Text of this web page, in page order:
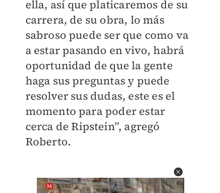
ella, así que platicaremos de su
carrera, de su obra, lo más
sabroso puede ser que como va
a estar pasando en vivo, habrá
oportunidad de que la gente
haga sus preguntas y puede
resolver sus dudas, este es el
momento para poder estar
cerca de Ripstein”, agregó
Roberto.